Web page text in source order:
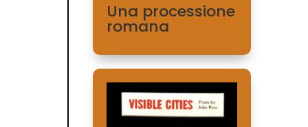
Una processione
romana